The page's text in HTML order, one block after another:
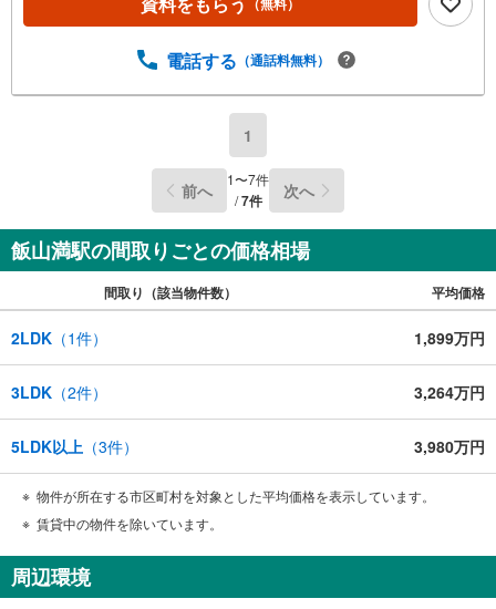
電話する （通話料無料）
1
前へ 1〜7件
/7件 次へ
飯山満駅の間取りごとの価格相場
間取り（該当物件数） 平均価格
2LDK （1件） 1,899万円
3LDK （2件） 3,264万円
5LDK以上 （3件） 3,980万円
物件が所在する市区町村を対象とした平均価格を表示しています。
賃貸中の物件を除いています。
周辺環境